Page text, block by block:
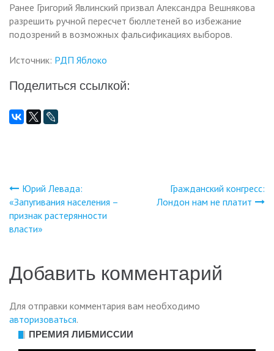
Ранее Григорий Явлинский призвал Александра Вешнякова
разрешить ручной пересчет бюллетеней во избежание
подозрений в возможных фальсификациях выборов.
Источник: РДП Яблоко
Поделиться ссылкой:
Навигация
по
записям
Юрий Левада:
«Запугивания населения –
признак растерянности
власти»
Гражданский конгресс:
Лондон нам не платит
Добавить комментарий
Для отправки комментария вам необходимо
авторизоваться.
ПРЕМИЯ ЛИБМИССИИ